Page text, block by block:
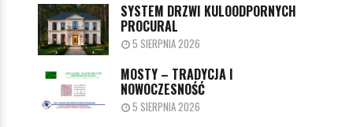
SYSTEM DRZWI KULOODPORNYCH
PROCURAL
5 SIERPNIA 2026
MOSTY – TRADYCJA I
NOWOCZESNOŚĆ
5 SIERPNIA 2026